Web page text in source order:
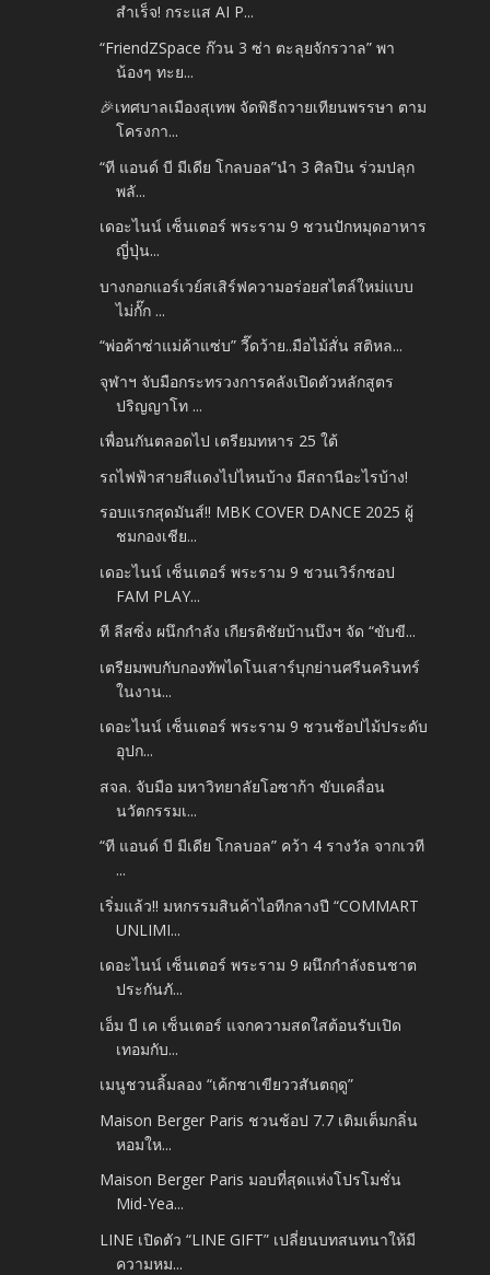
สำเร็จ! กระแส AI P...
“FriendZSpace ก๊วน 3 ซ่า ตะลุยจักรวาล” พา
น้องๆ ทะย...
🎉เทศบาลเมืองสุเทพ จัดพิธีถวายเทียนพรรษา ตาม
โครงกา...
“ที แอนด์ บี มีเดีย โกลบอล”นำ 3 ศิลปิน ร่วมปลุก
พลั...
เดอะไนน์ เซ็นเตอร์ พระราม 9 ชวนปักหมุดอาหาร
ญี่ปุ่น...
บางกอกแอร์เวย์สเสิร์ฟความอร่อยสไตล์ใหม่แบบ
ไม่กั๊ก ...
“พ่อค้าซ่าแม่ค้าแซ่บ” วี๊ดว้าย..มือไม้สั่น สติหล...
จุฬาฯ จับมือกระทรวงการคลังเปิดตัวหลักสูตร
ปริญญาโท ...
เพื่อนกันตลอดไป เตรียมทหาร 25 ใต้
รถไฟฟ้าสายสีแดงไปไหนบ้าง มีสถานีอะไรบ้าง!
รอบแรกสุดมันส์!! MBK COVER DANCE 2025 ผู้
ชมกองเชีย...
เดอะไนน์ เซ็นเตอร์ พระราม 9 ชวนเวิร์กชอป
FAM PLAY...
ที ลีสซิ่ง ผนึกกำลัง เกียรติชัยบ้านบึงฯ จัด “ขับขี...
เตรียมพบกับกองทัพไดโนเสาร์บุกย่านศรีนครินทร์
ในงาน...
เดอะไนน์ เซ็นเตอร์ พระราม 9 ชวนช้อปไม้ประดับ
อุปก...
สจล. จับมือ มหาวิทยาลัยโอซาก้า ขับเคลื่อน
นวัตกรรมเ...
“ที แอนด์ บี มีเดีย โกลบอล” คว้า 4 รางวัล จากเวที
...
เริ่มแล้ว!! มหกรรมสินค้าไอทีกลางปี “COMMART
UNLIMI...
เดอะไนน์ เซ็นเตอร์ พระราม 9 ผนึกกำลังธนชาต
ประกันภั...
เอ็ม บี เค เซ็นเตอร์ แจกความสดใสต้อนรับเปิด
เทอมกับ...
เมนูชวนลิ้มลอง “เค้กชาเขียววสันตฤดู”
Maison Berger Paris ชวนช้อป 7.7 เติมเต็มกลิ่น
หอมให...
Maison Berger Paris มอบที่สุดแห่งโปรโมชั่น
Mid-Yea...
LINE เปิดตัว “LINE GIFT” เปลี่ยนบทสนทนาให้มี
ความหม...